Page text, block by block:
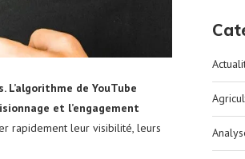
de YouTube
et l’engagement
rapidement leur visibilité, leurs